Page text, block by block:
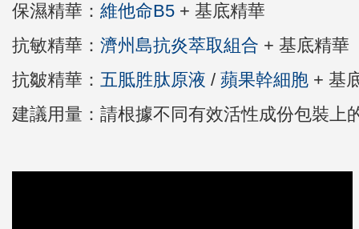
保濕精華： 維他命B5 + 基底精華
抗敏精華： 濟州島抗炎萃取組合 + 基底精華
抗皺精華： 五胝胜肽原液 / 蘋果幹細胞 + 基
建議用量：請根據不同有效活性成份包裝上